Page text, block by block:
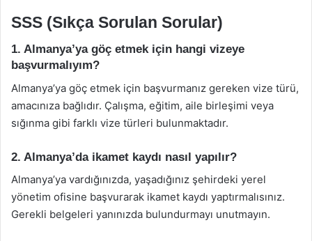
SSS (Sıkça Sorulan Sorular)
1. Almanya’ya göç etmek için hangi vizeye
başvurmalıyım?
Almanya’ya göç etmek için başvurmanız gereken vize türü,
amacınıza bağlıdır. Çalışma, eğitim, aile birleşimi veya
sığınma gibi farklı vize türleri bulunmaktadır.
2. Almanya’da ikamet kaydı nasıl yapılır?
Almanya’ya vardığınızda, yaşadığınız şehirdeki yerel
yönetim ofisine başvurarak ikamet kaydı yaptırmalısınız.
Gerekli belgeleri yanınızda bulundurmayı unutmayın.